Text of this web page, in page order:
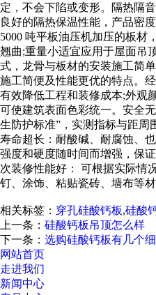
定，不会下陷或变形。隔热隔
良好的隔热保温性能，产品密
5000 吨平板油压机加压的板材
翘曲;重量小适宜应用于屋面吊
式，龙骨与板材的安装施工简
施工简便及性能更优的特点。
有效降低工程和装修成本;外观
可使建筑表面色彩统一。安全
生防护标准”，实测指标与距周
寿命超长：耐酸碱、耐腐蚀、
强度和硬度随时间而增强，保
次装修性能好： 可根据实际情
钉、涂饰、粘贴瓷砖、墙布等材
相关标签： 穿孔硅酸钙板,硅酸
上一条： 硅酸钙板吊顶怎么样
下一条： 选购硅酸钙板有几个
网站首页
走进我们
新闻中心